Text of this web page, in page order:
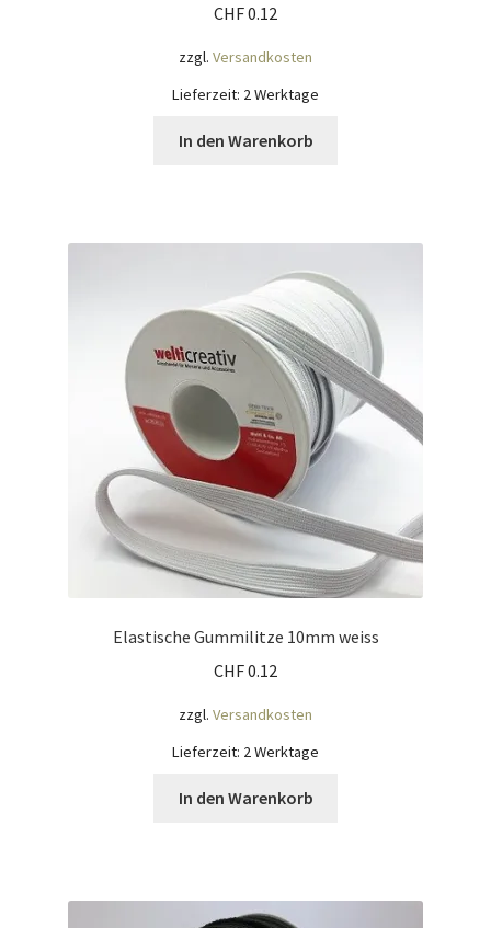
CHF0.12
zzgl. Versandkosten
Lieferzeit: 2 Werktage
In den Warenkorb
Elastische Gummilitze 10mm weiss
CHF0.12
zzgl. Versandkosten
Lieferzeit: 2 Werktage
In den Warenkorb